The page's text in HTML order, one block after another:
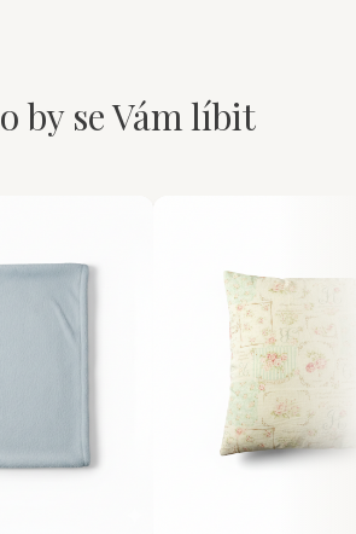
by se Vám líbit